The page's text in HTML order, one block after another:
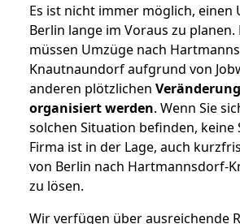
Es ist nicht immer möglich, einen
Berlin lange im Voraus zu planen.
müssen Umzüge nach
Knautnaundorf aufgrund von
anderen plötzlichen
organisiert werden. Wenn Sie
solchen Situation befinden, keine
Firma ist in der Lage, auch
von Berlin nach Hartmannsdorf-
zu lösen.
Wir verfügen über ausreichende